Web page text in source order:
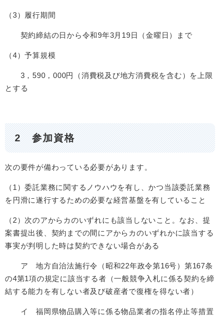
（3）履行期間
契約締結の日から令和9年3月19日（金曜日）まで
（4）予算規模
3，590，000円（消費税及び地方消費税を含む）を上限
とする
2 参加資格
次の要件が備わっている必要があります。
（1）委託業務に関するノウハウを有し、かつ当該委託業務
を円滑に遂行するための必要な経営基盤を有していること
（2）次のアからカのいずれにも該当しないこと。なお、提
案書提出後、契約までの間にアからカのいずれかに該当する
事実が判明した時は契約できない場合がある
ア 地方自治法施行令（昭和22年政令第16号）第167条
の4第1項の規定に該当する者（一般競争入札に係る契約を締
結する能力を有しない者及び破産者で復権を得ない者）
イ 福岡県物品購入等に係る物品業者の指名停止等措置